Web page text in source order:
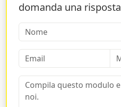
domanda una risposta